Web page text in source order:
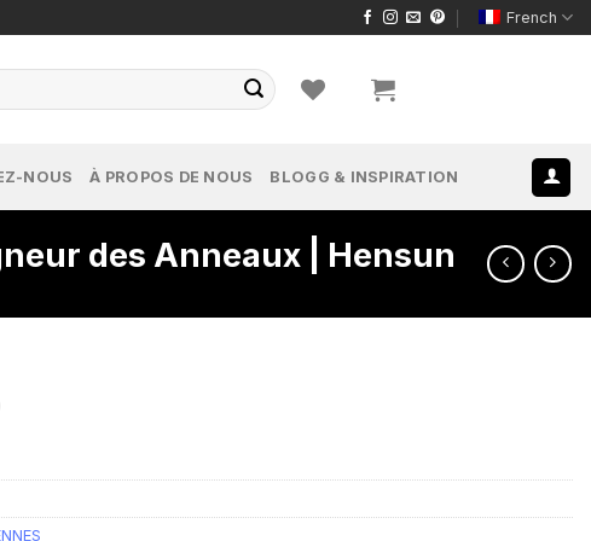
! French
NOUS À PROPOS DE NOUS BLOGG & INSPIRATION
des Anneaux | Hensun
est :
€85.89.